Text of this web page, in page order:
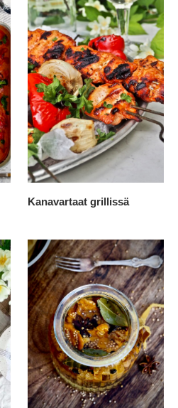
Kanavartaat grillissä